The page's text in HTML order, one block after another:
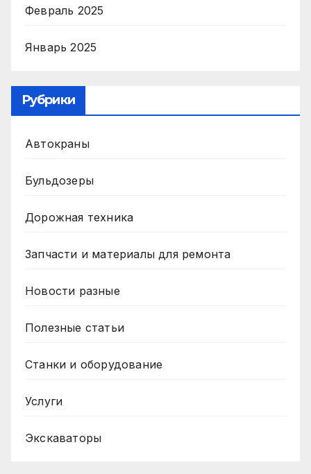
Февраль 2025
Январь 2025
Рубрики
Автокраны
Бульдозеры
Дорожная техника
Запчасти и материалы для ремонта
Новости разные
Полезные статьи
Станки и оборудование
Услуги
Экскаваторы